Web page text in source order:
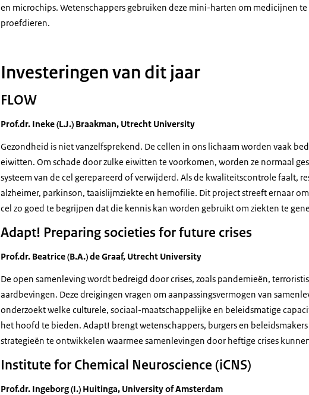
en microchips. Wetenschappers gebruiken deze mini-harten om medicijnen
proefdieren.
Investeringen van dit jaar
FLOW
Prof.dr. Ineke (L.J.) Braakman, Utrecht University
Gezondheid is niet vanzelfsprekend. De cellen in ons lichaam worden vaak
eiwitten. Om schade door zulke eiwitten te voorkomen, worden ze normaal
systeem van de cel gerepareerd of verwijderd. Als de kwaliteitscontrole faalt,
alzheimer, parkinson, taaislijmziekte en hemofilie. Dit project streeft ernaar
cel zo goed te begrijpen dat die kennis kan worden gebruikt om ziekten te
Adapt! Preparing societies for future crises
Prof.dr. Beatrice (B.A.) de Graaf, Utrecht University
De open samenleving wordt bedreigd door crises, zoals pandemieën,
aardbevingen. Deze dreigingen vragen om aanpassingsvermogen van
onderzoekt welke culturele, sociaal-maatschappelijke en beleidsmatige
het hoofd te bieden. Adapt! brengt wetenschappers, burgers en
strategieën te ontwikkelen waarmee samenlevingen door heftige crises
Institute for Chemical Neuroscience (iCNS)
Prof.dr. Ingeborg (I.) Huitinga, University ofAmsterdam